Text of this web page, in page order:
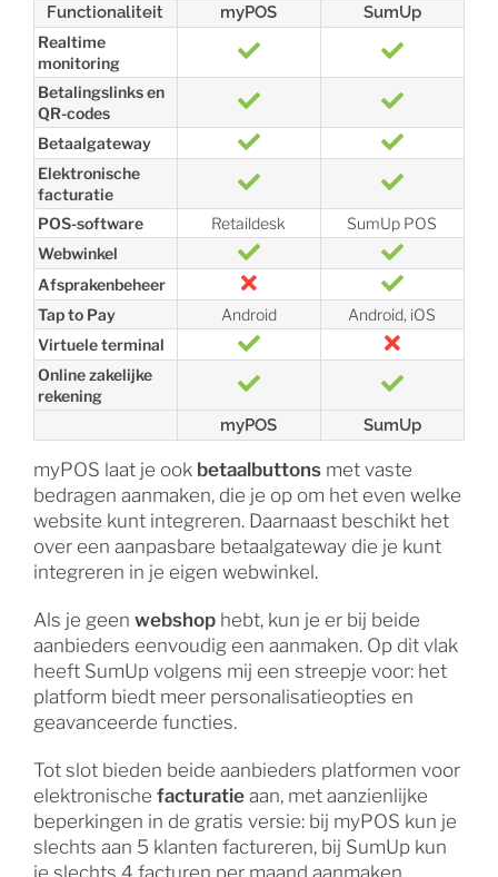
Functionaliteit myPOS SumUp
myPOS SumUp
Realtime
monitoring
Betalingslinks en
QR-codes
Betaalgateway
Elektronische
facturatie
POS-software
Retaildesk
SumUp POS
Webwinkel
Afsprakenbeheer
Tap to Pay
Android
Android, iOS
Virtuele terminal
Online zakelijke
rekening
myPOS laat je ook betaalbuttonsmet vaste
bedragen aanmaken, die je op om het even welke
website kunt integreren. Daarnaast beschikt het
over een aanpasbare betaalgateway die je kunt
integreren in je eigen webwinkel.
Als je geen webshophebt, kun je er bij beide
aanbieders eenvoudig een aanmaken. Op dit vlak
heeft SumUp volgens mij een streepje voor: het
platform biedt meer personalisatieopties en
geavanceerde functies.
Tot slot bieden beide aanbieders platformen voor
elektronische facturatieaan, met aanzienlijke
beperkingen in de gratis versie: bij myPOS kun je
slechts aan 5 klanten factureren, bij SumUp kun
je slechts 4 facturen per maand aanmaken.